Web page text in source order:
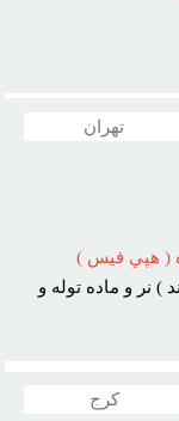
تهران
( هپي فيس )
) نر و ماده توله و
کرج